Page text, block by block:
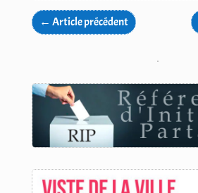
← Article précédent